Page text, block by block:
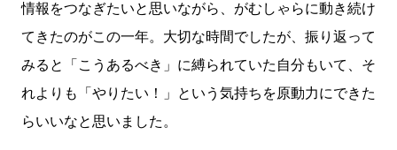
情報をつなぎたいと思いながら、がむしゃらに動き続け
てきたのがこの一年。大切な時間でしたが、振り返って
みると「こうあるべき」に縛られていた自分もいて、そ
れよりも「やりたい！」という気持ちを原動力にできた
らいいなと思いました。